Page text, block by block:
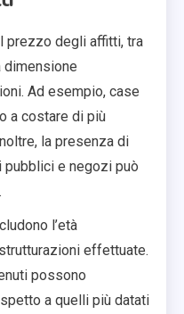
prezzo degli affitti, tra
dimensione
Ad esempio, case
a costare di più
la presenza di
e negozi può
l’età
effettuate.
possono
a quelli più datati